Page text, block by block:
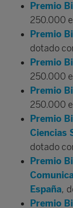
Premio
250.000
Premio
dotado
Premio
250.000
Premio
250.000
Premio
Ciencias
dotado
Premio
España,
Premio